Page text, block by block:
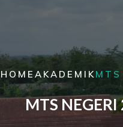
HOME AKADEMIK
MTS